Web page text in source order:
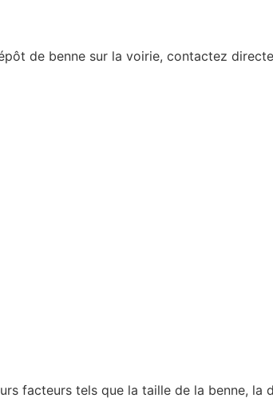
de benne sur la voirie, contactez
facteurs tels que la taille de la benne,